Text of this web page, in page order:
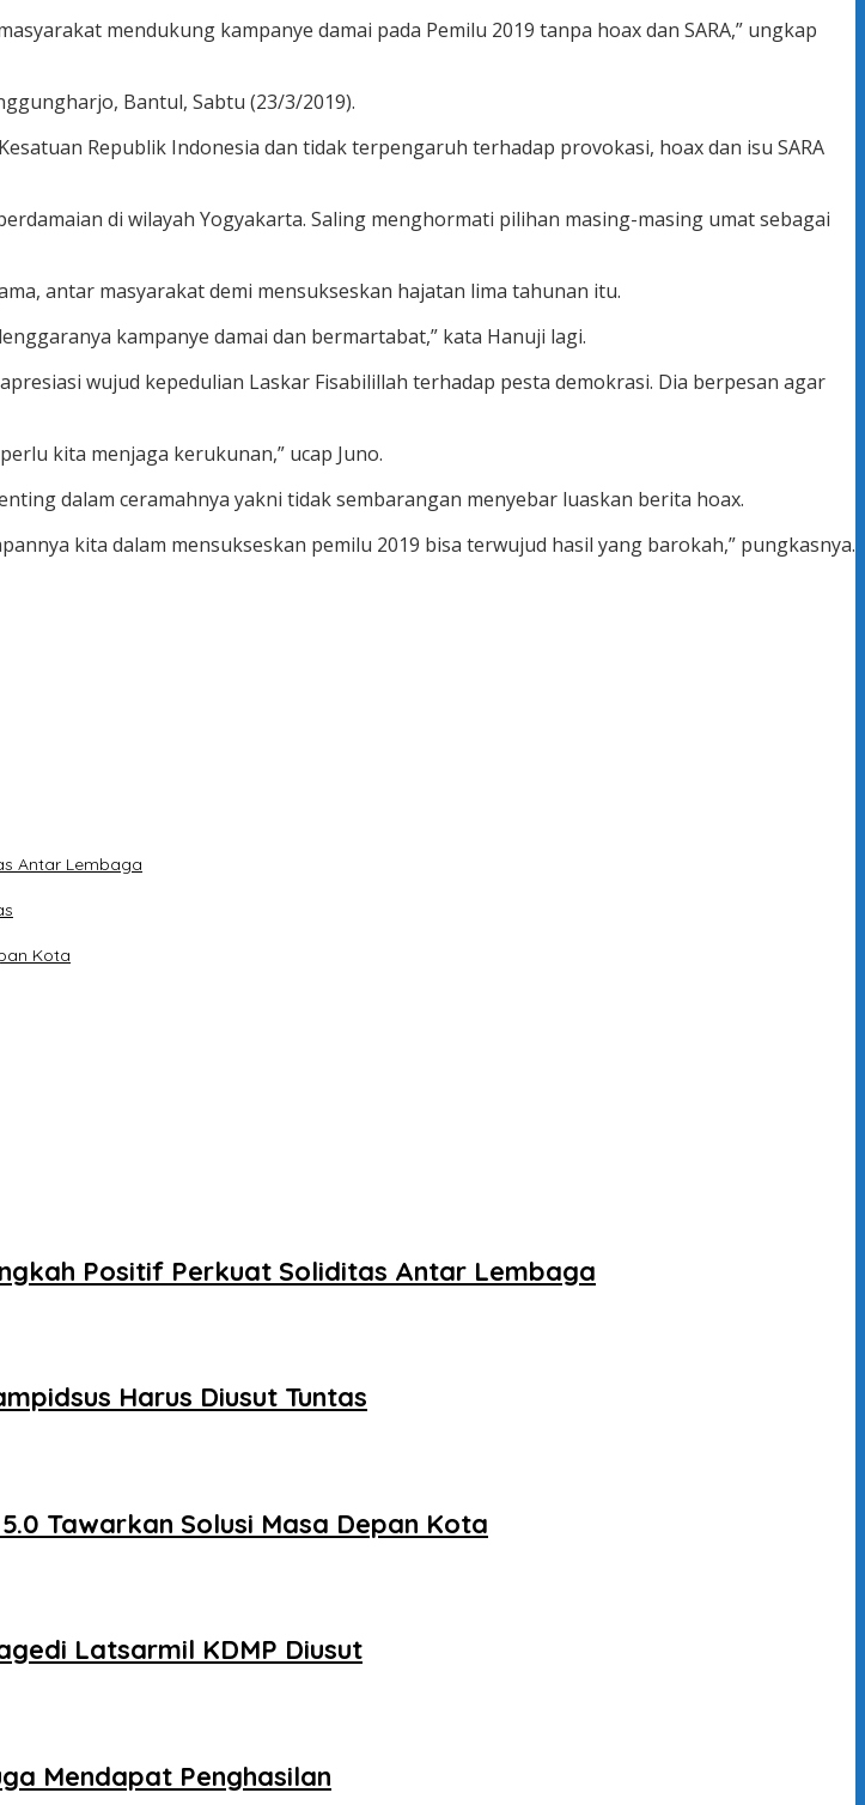
mendukung kampanye damai pada Pemilu 2019 tanpa hoax dan SARA,” ungkap
Bantul, Sabtu (23/3/2019).
Republik Indonesia dan tidak terpengaruh terhadap provokasi, hoax dan isu SARA
di wilayah Yogyakarta. Saling menghormati pilihan masing-masing umat sebagai
antar masyarakat demi mensukseskan hajatan lima tahunan itu.
kampanye damai dan bermartabat,” kata Hanuji lagi.
wujud kepedulian Laskar Fisabilillah terhadap pesta demokrasi. Dia berpesan agar
kita menjaga kerukunan,” ucap Juno.
dalam ceramahnya yakni tidak sembarangan menyebar luaskan berita hoax.
kita dalam mensukseskan pemilu 2019 bisa terwujud hasil yang barokah,” pungkasnya.
Antar Lembaga
Kota
Positif Perkuat Soliditas Antar Lembaga
Harus Diusut Tuntas
Tawarkan Solusi Masa Depan Kota
Latsarmil KDMP Diusut
Mendapat Penghasilan